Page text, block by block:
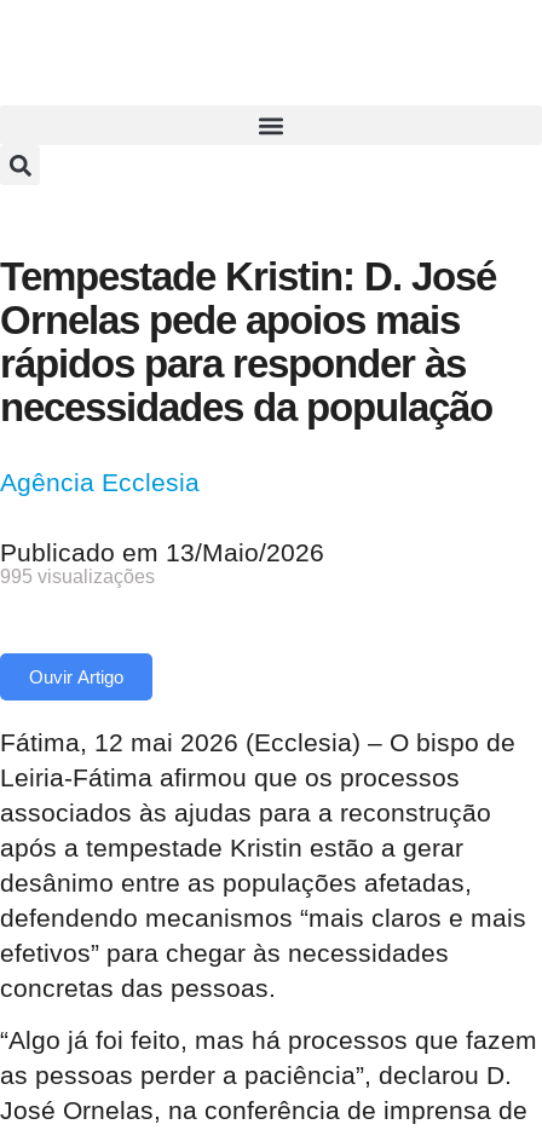
Tempestade Kristin: D. José
Ornelas pede apoios mais
rápidos para responder às
necessidades da população
Agência Ecclesia
Publicado em 13/Maio/2026
995 visualizações
Ouvir Artigo
Fátima, 12 mai 2026 (Ecclesia) – O bispo de
Leiria-Fátima afirmou que os processos
associados às ajudas para a reconstrução
após a tempestade Kristin estão a gerar
desânimo entre as populações afetadas,
defendendo mecanismos “mais claros e mais
efetivos” para chegar às necessidades
concretas das pessoas.
“Algo já foi feito, mas há processos que fazem
as pessoas perder a paciência”, declarou D.
José Ornelas, na conferência de imprensa de